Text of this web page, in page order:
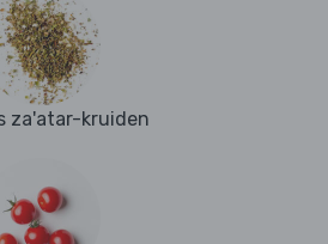
za'atar-kruiden